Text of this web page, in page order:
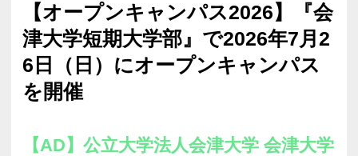
【オープンキャンパス2026】『会
津大学短期大学部』で2026年7月2
6日（日）にオープンキャンパス
を開催
【AD】公立大学法人会津大学 会津大学